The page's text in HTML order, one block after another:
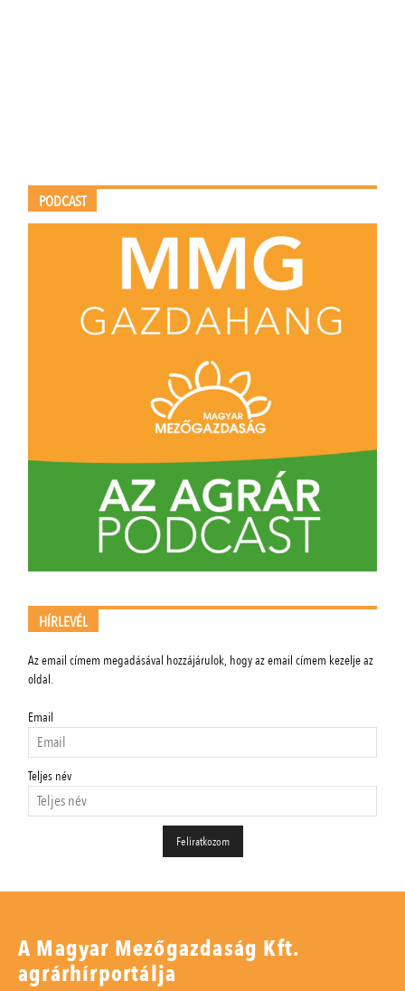
PODCAST
HÍRLEVÉL
Az email címem megadásával hozzájárulok, hogy az email címem kezelje az
oldal.
Email
Teljes név
A Magyar Mezőgazdaság Kft.
agrárhírportálja